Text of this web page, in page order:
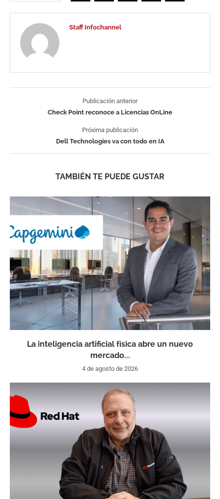
Staff Infochannel
Publicación anterior
Check Point reconoce a Licencias OnLine
Próxima publicación
Dell Technologies va con todo en IA
TAMBIÉN TE PUEDE GUSTAR
La inteligencia artificial física abre un nuevo
mercado...
4 de agosto de 2026